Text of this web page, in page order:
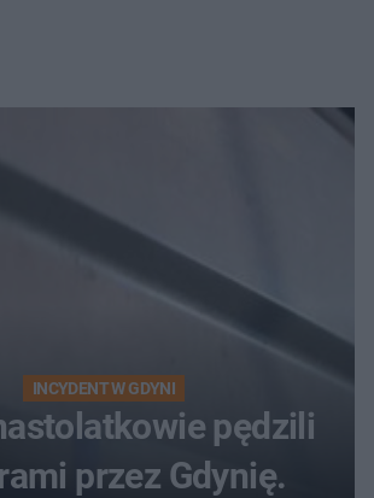
INCYDENT W GDYNI
pędzili
przez Gdynię.